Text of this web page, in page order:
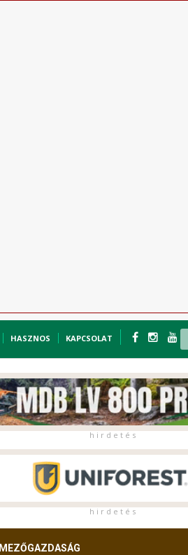
HASZNOS KAPCSOLAT
h i r d e t é s
h i r d e t é s
MEZŐGAZDASÁG